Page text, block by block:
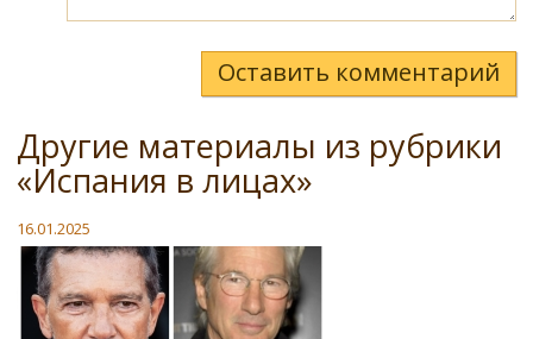
Оставить комментарий
Другие материалы из рубрики
«Испания в лицах»
16.01.2025